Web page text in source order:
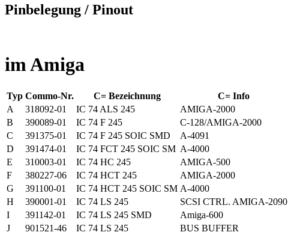
Pinbelegung / Pinout
im Amiga
Typ Commo-Nr. C= Bezeichnung C= Info
A
318092-01 IC 74 ALS 245 AMIGA-2000
B
390089-01 IC 74 F 245 C-128/AMIGA-2000
C
391375-01 IC 74 F 245 SOIC SMD A-4091
D
391474-01 IC 74 FCT 245 SOIC SM A-4000
E
310003-01 IC 74 HC 245
AMIGA-500
F
380227-06 IC 74 HCT 245 AMIGA-2000
G
391100-01 IC 74 HCT 245 SOIC SM A-4000
H
390001-01 IC 74 LS 245
SCSI CTRL. AMIGA-2090
I
391142-01 IC 74 LS 245 SMD Amiga-600
J
901521-46 IC 74 LS 245 BUS BUFFER